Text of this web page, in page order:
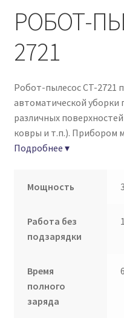
РОБОТ-
2721
Робот-пылесос CT-2721
автоматической уборки
различных
ковры и т.п.). Прибором
Подробнее ▾
Мощность
Работа без
подзарядки
Время
полного
заряда